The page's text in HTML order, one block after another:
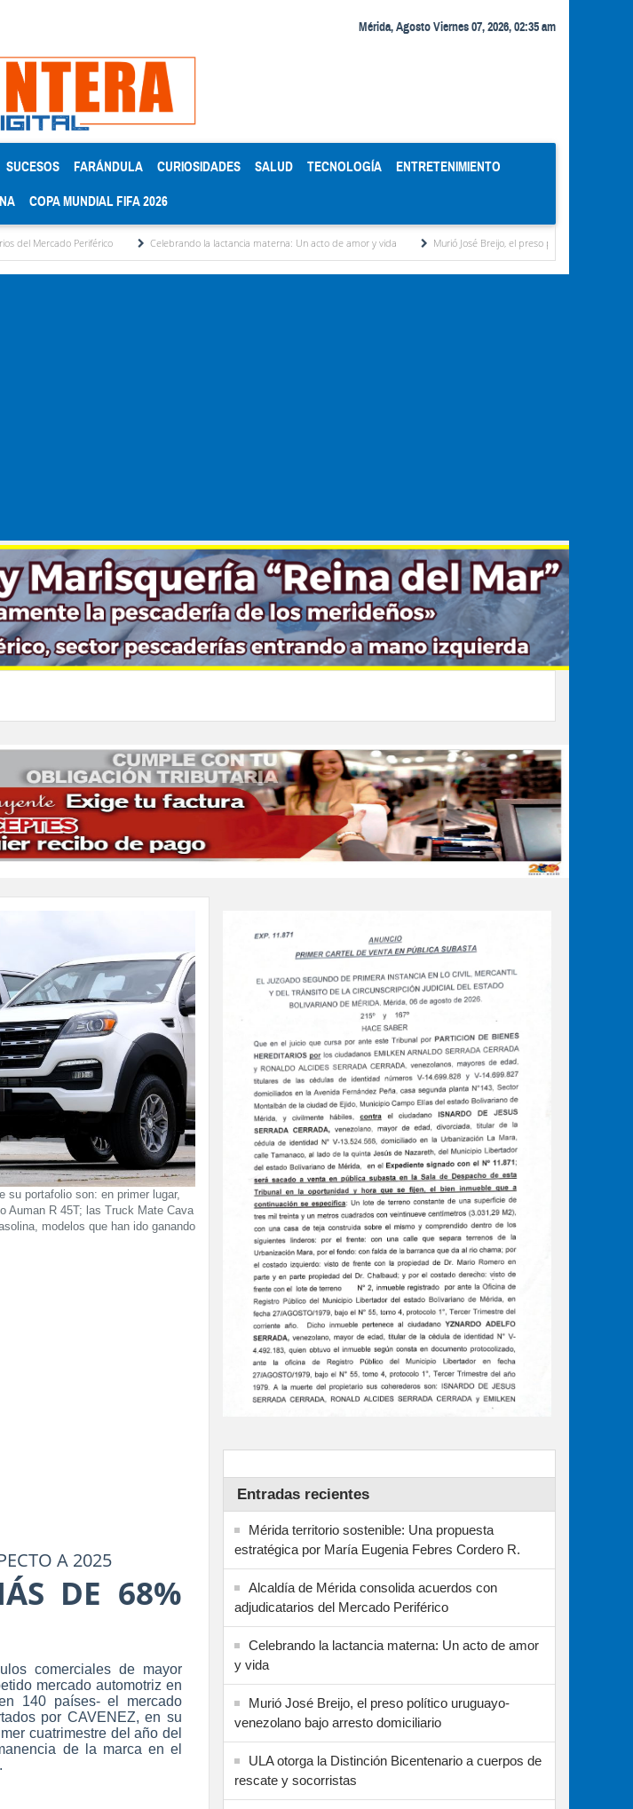
Mérida, Agosto Viernes 07, 2026, 02:35 am
SUCESOS FARÁNDULA CURIOSIDADES SALUD TECNOLOGÍA ENTRETENIMIENTO
COPA MUNDIAL FIFA 2026
Periférico Celebrando la lactancia materna: Un acto de amor y vida Murió José Breijo, el preso político uruguayo-venezolano
su portafolio son: en primer lugar,
Auman R 45T; las Truck Mate Cava
modelos que han ido ganando
A 2025
DE 68%
comerciales de mayor
mercado automotriz en
140 países- el mercado
por CAVENEZ, en su
cuatrimestre del año del
de la marca en el
Entradas recientes
Mérida territorio sostenible: Una propuesta
estratégica por María Eugenia Febres Cordero R.
Alcaldía de Mérida consolida acuerdos con
adjudicatarios del Mercado Periférico
Celebrando la lactancia materna: Un acto de amor
y vida
Murió José Breijo, el preso político uruguayo-
venezolano bajo arresto domiciliario
ULA otorga la Distinción Bicentenario a cuerpos de
rescate y socorristas